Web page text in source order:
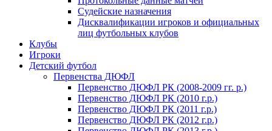
Судейские назначения
Дисквалификации игроков и официальных
лиц футбольных клубов
Клубы
Игроки
Детский футбол
Первенства ДЮФЛ
Первенство ДЮФЛ РК (2008-2009 гг. р.)
Первенство ДЮФЛ РК (2010 г.р.)
Первенство ДЮФЛ РК (2011 г.р.)
Первенство ДЮФЛ РК (2012 г.р.)